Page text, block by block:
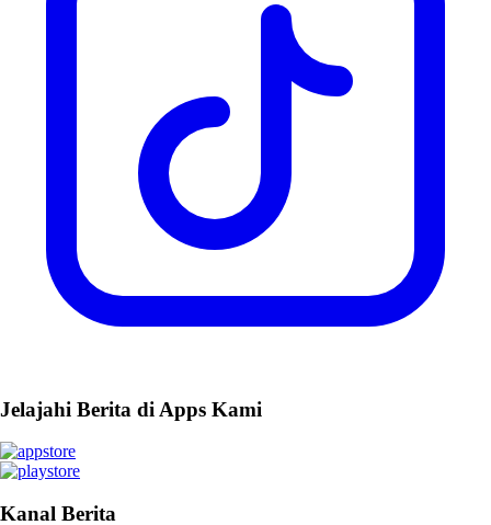
Jelajahi Berita di Apps Kami
Kanal Berita